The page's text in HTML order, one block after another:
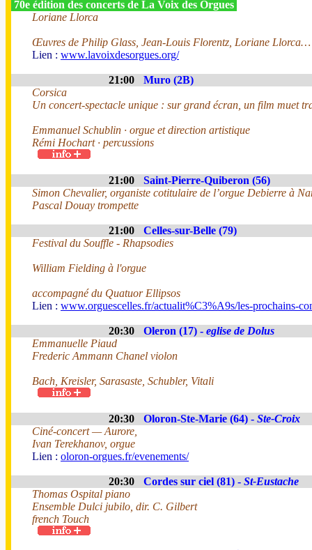
70e édition des concerts de La Voix des Orgues
Loriane Llorca
Œuvres de Philip Glass, Jean-Louis Florentz, Loriane Llorca…
Lien : www.lavoixdesorgues.org/
21:00
Muro (2B)
Corsica
Un concert-spectacle unique : sur grand écran, un film muet
Emmanuel Schublin · orgue et direction artistique
Rémi Hochart · percussions
21:00
Saint-Pierre-Quiberon (56)
Simon Chevalier, organiste cotitulaire de l’orgue Debierre à
Pascal Douay trompette
21:00
Celles-sur-Belle (79)
Festival du Souffle - Rhapsodies
William Fielding à l'orgue
accompagné du Quatuor Ellipsos
Lien : www.orguescelles.fr/actualit%C3%A9s/les-prochains-
20:30 Oleron (17) - eglise de Dolus
Emmanuelle Piaud
Frederic Ammann Chanel violon
Bach, Kreisler, Sarasaste, Schubler, Vitali
20:30 Oloron-Ste-Marie (64) - Ste-Croix
Ciné-concert — Aurore,
Ivan Terekhanov, orgue
Lien : oloron-orgues.fr/evenements/
20:30 Cordes sur ciel (81) - St-Eustache
Thomas Ospital piano
Ensemble Dulci jubilo, dir. C. Gilbert
french Touch